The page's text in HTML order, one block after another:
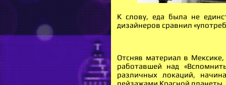
К слову, еда была не
дизайнеров сравнил
Отсняв материал в
работавшей над
различных локаций,
пейзажами Красной планеты.